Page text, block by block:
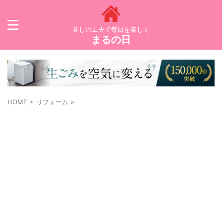
暮しの工夫で毎日を楽しく
まるの日
HOME > リフォーム >